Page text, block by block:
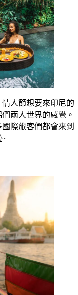
人節想要來印尼的
兩人世界的感覺。
際旅客們都會來到
~